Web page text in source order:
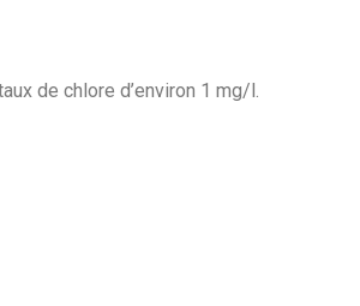
de chlore d’environ 1 mg/l.